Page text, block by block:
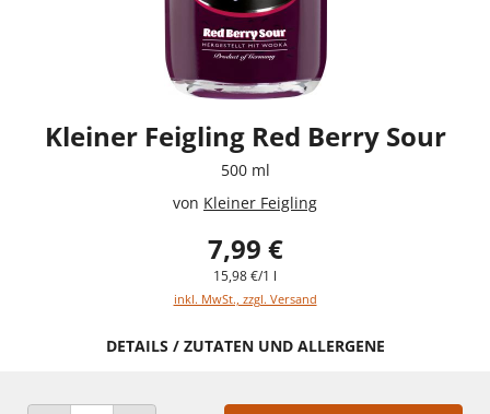
Kleiner Feigling Red Berry Sour
500 ml
von Kleiner Feigling
7,99 €
15,98 €/1 l
inkl. MwSt., zzgl. Versand
DETAILS / ZUTATEN UND ALLERGENE